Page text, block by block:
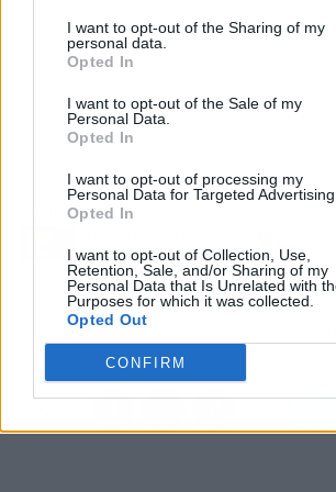
I want to opt-out of the Sharing of my
personal data.
Opted In
I want to opt-out of the Sale of my
Personal Data.
Opted In
I want to opt-out of processing my
Personal Data for Targeted Advertising.
Opted In
I want to opt-out of Collection, Use,
Retention, Sale, and/or Sharing of my
Personal Data that Is Unrelated with
Purposes for which it was collected.
Opted Out
CONFIRM
Artículo anterior
digital de d’menu en
Google Analitycs?